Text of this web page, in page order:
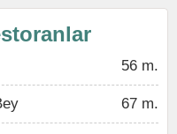
56 m.
67 m.